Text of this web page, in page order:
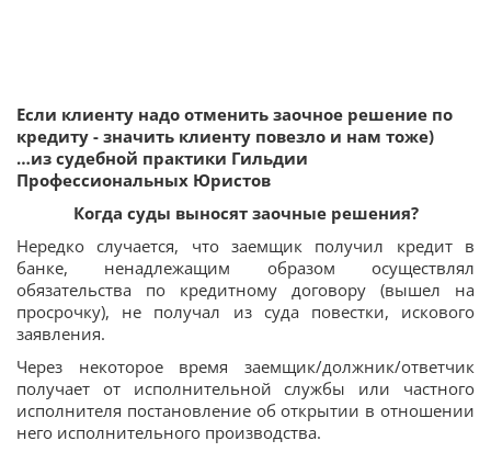
Если клиенту надо отменить заочное решение по
кредиту - значить клиенту повезло и нам тоже)
…из судебной практики Гильдии
Профессиональных Юристов
Когда суды выносят заочные решения?
Нередко случается, что заемщик получил кредит в
банке, ненадлежащим образом осуществлял
обязательства по кредитному договору (вышел на
просрочку), не получал из суда повестки, искового
заявления.
Через некоторое время заемщик/должник/ответчик
получает от исполнительной службы или частного
исполнителя постановление об открытии в отношении
него исполнительного производства.